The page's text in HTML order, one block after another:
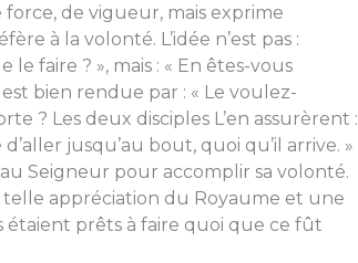
force, de vigueur, mais exprime
à la volonté. L’idée n’est pas :
faire ? », mais : « En êtes-vous
bien rendue par : « Le voulez-
? Les deux disciples L’en assurèrent :
jusqu’au bout, quoi qu’il arrive. »
Seigneur pour accomplir sa volonté.
appréciation du Royaume et une
étaient prêts à faire quoi que ce fût